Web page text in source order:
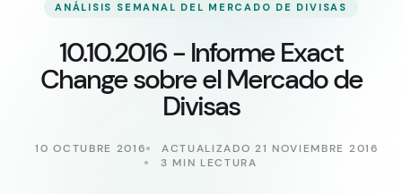
ANÁLISIS SEMANAL DEL MERCADO DE DIVISAS
10.10.2016 - Informe Exact
Change sobre el Mercado de
Divisas
10 OCTUBRE 2016
ACTUALIZADO 21 NOVIEMBRE 2016
3 MIN LECTURA